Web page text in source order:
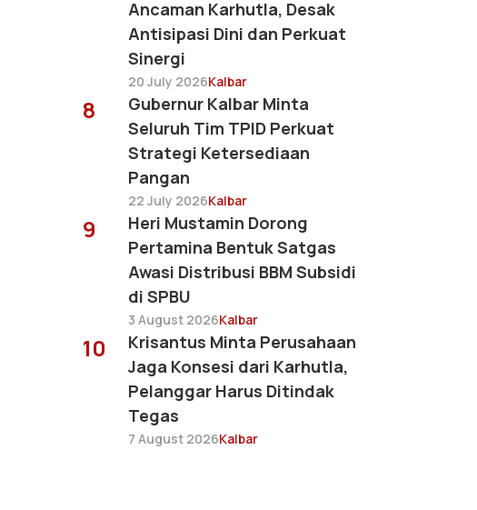
Ancaman Karhutla, Desak
Antisipasi Dini dan Perkuat
Sinergi
20 July 2026Kalbar
8
Gubernur Kalbar Minta
Seluruh Tim TPID Perkuat
Strategi Ketersediaan
Pangan
22 July 2026Kalbar
9
Heri Mustamin Dorong
Pertamina Bentuk Satgas
Awasi Distribusi BBM Subsidi
di SPBU
3 August 2026Kalbar
10
Krisantus Minta Perusahaan
Jaga Konsesi dari Karhutla,
Pelanggar Harus Ditindak
Tegas
7 August 2026Kalbar